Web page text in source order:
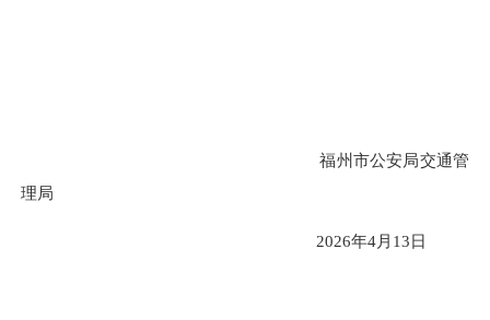
福州市公安局交通管
理局
2026年4月13日